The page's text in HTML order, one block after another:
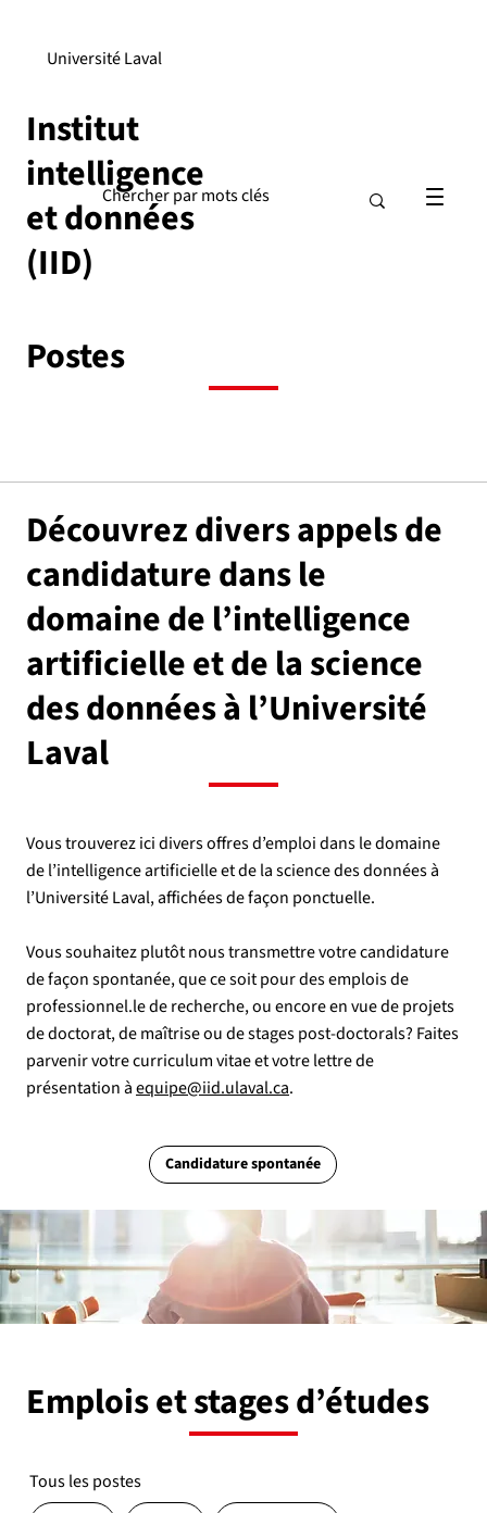
Institut
intelligence
et données
(IID)
Université Laval
Postes
Découvrez divers appels de
candidature dans le
domaine de l’intelligence
artificielle et de la science
des données à l’Université
Laval
Vous trouverez ici divers offres d’emploi dans le domaine
de l’intelligence artificielle et de la science des données à
l’Université Laval, affichées de façon ponctuelle.
Vous souhaitez plutôt nous transmettre votre candidature
de façon spontanée, que ce soit pour des emplois de
professionnel.le de recherche, ou encore en vue de projets
de doctorat, de maîtrise ou de stages post-doctorals? Faites
parvenir votre curriculum vitae et votre lettre de
présentation àequipe@iid.ulaval.ca.
Candidature spontanée
Emplois et stages d’études
Tous les postes